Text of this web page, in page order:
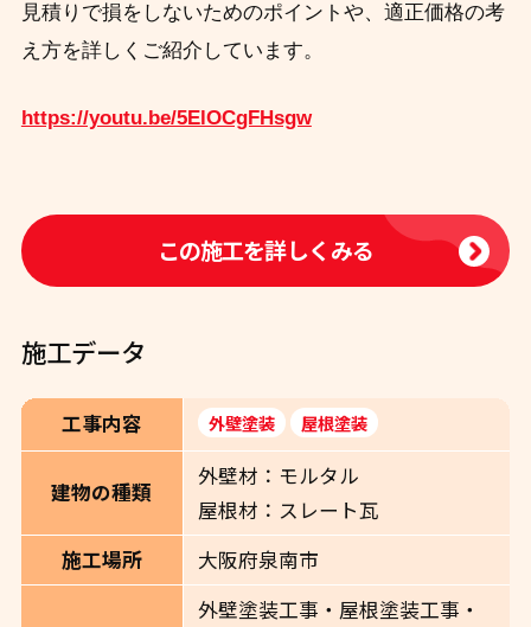
見積りで損をしないためのポイントや、適正価格の考
え方を詳しくご紹介しています。
https://youtu.be/5ElOCgFHsgw
この施工を詳しくみる
施工データ
工事内容 外壁塗装 屋根塗装
建物の種類
外壁材：モルタル
屋根材：スレート瓦
施工場所
大阪府泉南市
外壁塗装工事・屋根塗装工事・